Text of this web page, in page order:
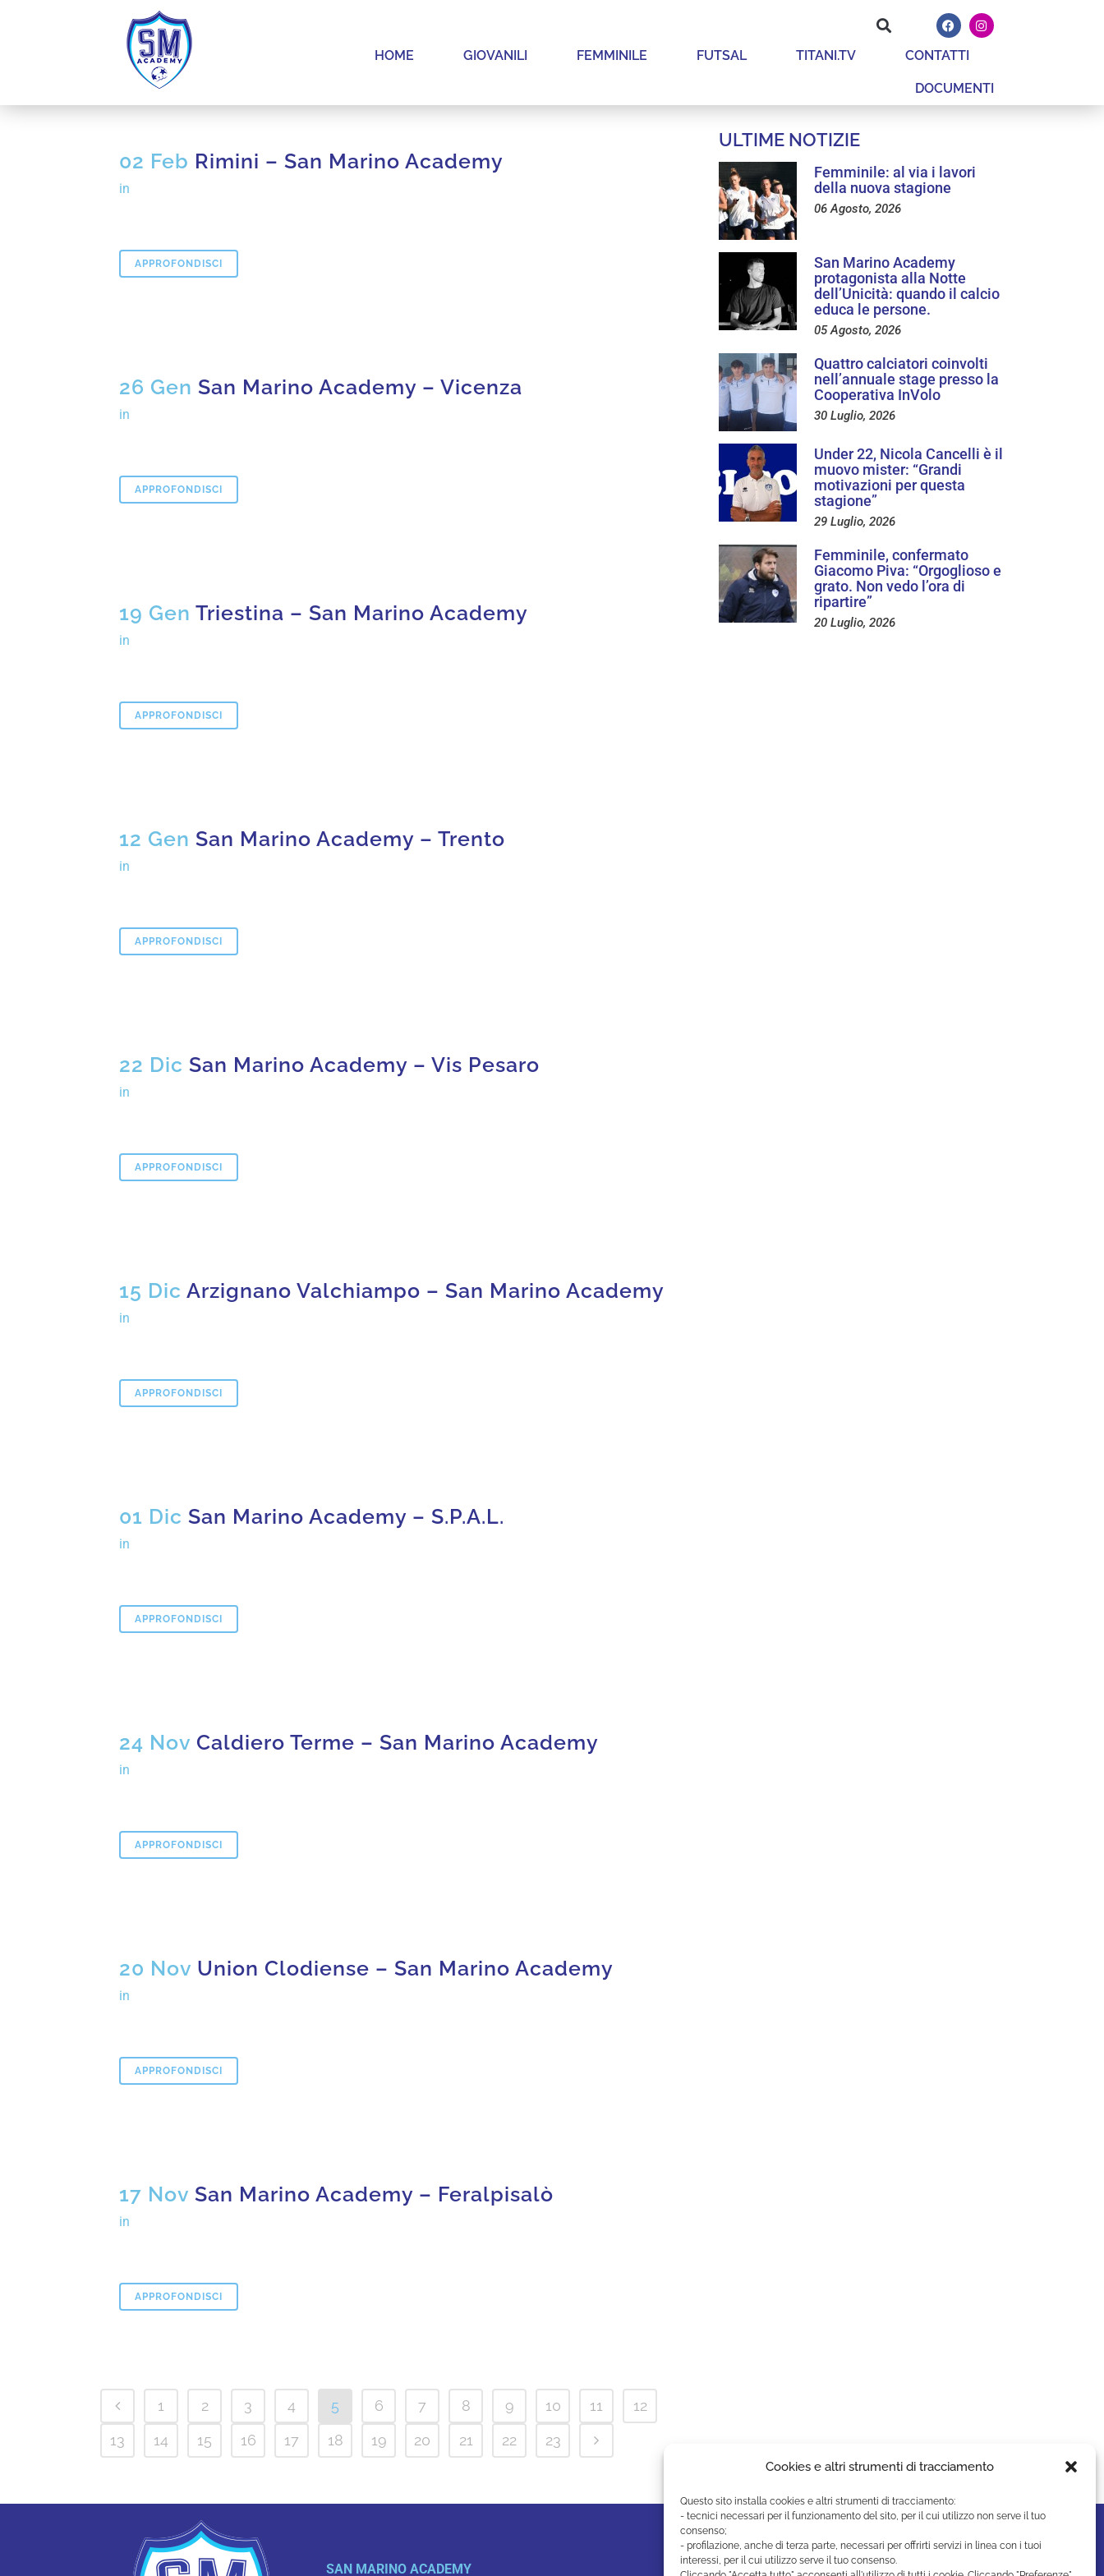
Cookies e altri strumenti di tracciamento
Questo sito installa cookies e altri strumenti di tracciamento:
- tecnici necessari per il funzionamento del sito, per il cui utilizzo non serve il tuo
consenso;
- profilazione, anche di terza parte, necessari per offrirti servizi in linea con i tuoi
interessi, per il cui utilizzo serve il tuo consenso.
HOME GIOVANILI FEMMINILE FUTSAL TITANI.TV CONTATTI
DOCUMENTI
02 Feb Rimini – San Marino Academy
in
APPROFONDISCI
26 Gen San Marino Academy – Vicenza
in
APPROFONDISCI
19 Gen Triestina – San Marino Academy
in
APPROFONDISCI
12 Gen San Marino Academy – Trento
in
APPROFONDISCI
22 Dic San Marino Academy – Vis Pesaro
in
APPROFONDISCI
15 Dic Arzignano Valchiampo – San Marino Academy
in
APPROFONDISCI
01 Dic San Marino Academy – S.P.A.L.
in
APPROFONDISCI
24 Nov Caldiero Terme – San Marino Academy
in
APPROFONDISCI
20 Nov Union Clodiense – San Marino Academy
in
APPROFONDISCI
17 Nov San Marino Academy – Feralpisalò
in
APPROFONDISCI
1 2 3 4 5 6 7 8 9 10 11
12
13
14 15 16 17 18 19 20 21 22 23
ULTIME NOTIZIE
Femminile: al via i lavori
della nuova stagione
06 Agosto, 2026
San Marino Academy
protagonista alla Notte
dell’Unicità: quando il calcio
educa le persone.
05 Agosto, 2026
Quattro calciatori coinvolti
nell’annuale stage presso la
Cooperativa InVolo
30 Luglio, 2026
Under 22, Nicola Cancelli è il
muovo mister: “Grandi
motivazioni per questa
stagione”
29 Luglio, 2026
Femminile, confermato
Giacomo Piva: “Orgoglioso e
grato. Non vedo l’ora di
ripartire”
20 Luglio, 2026
SAN MARINO ACADEMY